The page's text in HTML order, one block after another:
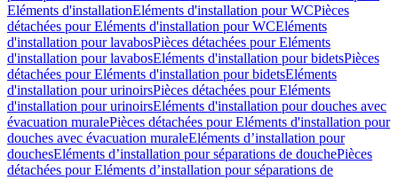
Eléments d'installationEléments d'installation pour WCPièces
détachées pour Eléments d'installation pour WCEléments
d'installation pour lavabosPièces détachées pour Eléments
d'installation pour lavabosEléments d'installation pour bidetsPièces
détachées pour Eléments d'installation pour bidetsEléments
d'installation pour urinoirsPièces détachées pour Eléments
d'installation pour urinoirsEléments d'installation pour douches avec
évacuation muralePièces détachées pour Eléments d'installation pour
douches avec évacuation muraleEléments d’installation pour
douchesEléments d’installation pour séparations de douchePièces
détachées pour Eléments d’installation pour séparations de